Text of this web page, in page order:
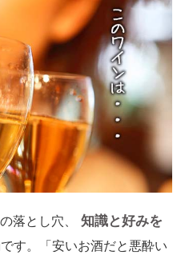
落とし穴、
知識と好みを
す。「安いお酒だと悪酔い